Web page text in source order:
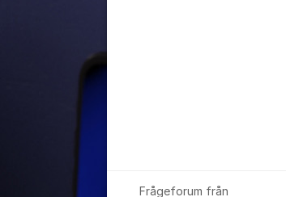
Frågeforum från